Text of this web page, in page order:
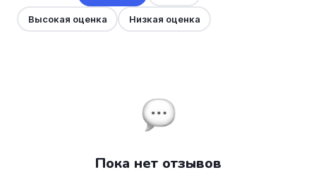
Высокая оценка Низкая оценка
Пока нет отзывов